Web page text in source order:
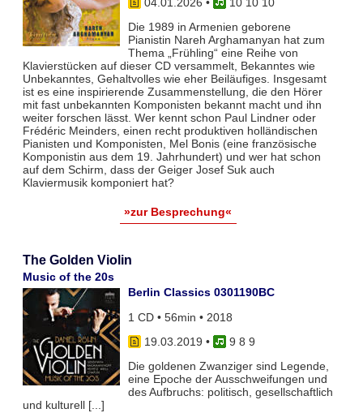
Die 1989 in Armenien geborene
Pianistin Nareh Arghamanyan hat zum
Thema „Frühling“ eine Reihe von
Klavierstücken auf dieser CD versammelt, Bekanntes wie
Unbekanntes, Gehaltvolles wie eher Beiläufiges. Insgesamt
ist es eine inspirierende Zusammenstellung, die den Hörer
mit fast unbekannten Komponisten bekannt macht und ihn
weiter forschen lässt. Wer kennt schon Paul Lindner oder
Frédéric Meinders, einen recht produktiven holländischen
Pianisten und Komponisten, Mel Bonis (eine französische
Komponistin aus dem 19. Jahrhundert) und wer hat schon
auf dem Schirm, dass der Geiger Josef Suk auch
Klaviermusik komponiert hat?
»zur Besprechung«
The Golden Violin
Music of the 20s
Berlin Classics 0301190BC
1 CD • 56min • 2018
19.03.2019 •
9 8 9
Die goldenen Zwanziger sind Legende,
eine Epoche der Ausschweifungen und
des Aufbruchs: politisch, gesellschaftlich
und kulturell [...]